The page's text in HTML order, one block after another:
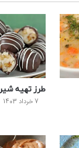
طرز تهیه
7 خرداد 1403